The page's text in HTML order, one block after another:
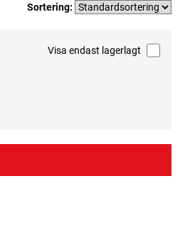
Sortering:
Visa endast lagerlagt